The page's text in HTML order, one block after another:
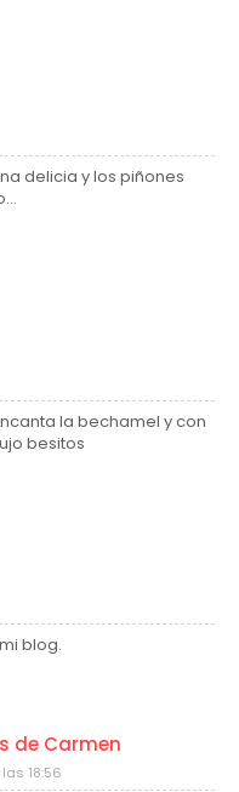
delicia y los piñones
la bechamel y con
besitos
blog.
de Carmen
18:56